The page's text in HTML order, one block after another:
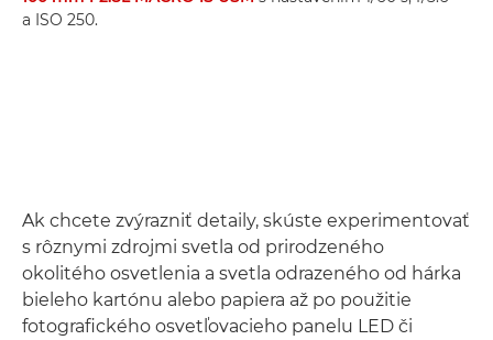
a ISO 250.
Ak chcete zvýrazniť detaily, skúste experimentovať
s rôznymi zdrojmi svetla od prirodzeného
okolitého osvetlenia a svetla odrazeného od hárka
bieleho kartónu alebo papiera až po použitie
fotografického osvetľovacieho panelu LED či